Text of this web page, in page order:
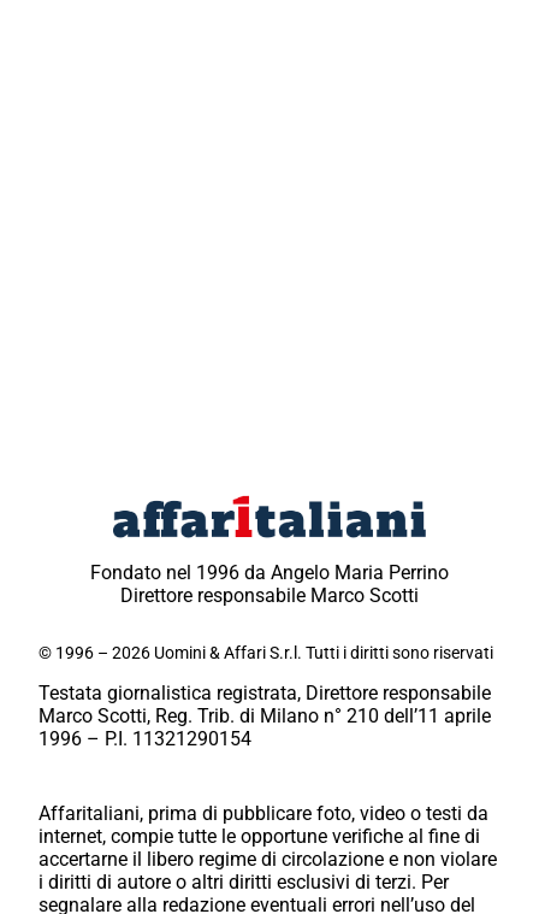
Fondato nel 1996 da Angelo Maria Perrino
Direttore responsabile Marco Scotti
© 1996 – 2026 Uomini & Affari S.r.l. Tutti i diritti sono riservati
Testata giornalistica registrata, Direttore responsabile
Marco Scotti, Reg. Trib. di Milano n° 210 dell’11 aprile
1996 – P.I. 11321290154
Affaritaliani, prima di pubblicare foto, video o testi da
internet, compie tutte le opportune verifiche al fine di
accertarne il libero regime di circolazione e non violare
i diritti di autore o altri diritti esclusivi di terzi. Per
segnalare alla redazione eventuali errori nell’uso del